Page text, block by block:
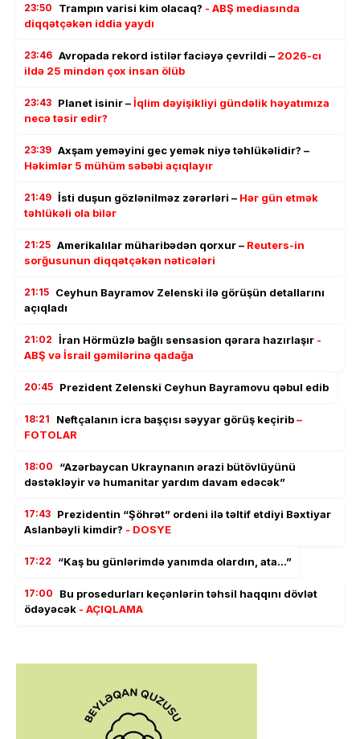
23:50 Trampın varisi kim olacaq? - ABŞ mediasında
diqqətçəkən iddia yaydı
23:46 Avropada rekord istilər faciəyə çevrildi – 2026-cı
ildə 25 mindən çox insan ölüb
23:43 Planet isinir –İqlim dəyişikliyi gündəlik həyatımıza
necə təsir edir?
23:39 Axşam yeməyini gec yemək niyə təhlükəlidir? –
Həkimlər 5 mühüm səbəbi açıqlayır
21:49 İsti duşun gözlənilməz zərərləri – Hər gün etmək
təhlükəli ola bilər
21:25 Amerikalılar müharibədən qorxur – Reuters-in
sorğusunun diqqətçəkən nəticələri
21:15 Ceyhun Bayramov Zelenski ilə görüşün detallarını
açıqladı
21:02 İran Hörmüzlə bağlı sensasion qərara hazırlaşır -
ABŞ və İsrail gəmilərinə qadağa
20:45 Prezident Zelenski Ceyhun Bayramovu qəbul edib
18:21 Neftçalanın icra başçısı səyyar görüş keçirib–
FOTOLAR
18:00
“Azərbaycan Ukraynanın ərazi bütövlüyünü
dəstəkləyir və humanitar yardım davam edəcək”
17:43 Prezidentin “Şöhrət” ordeni ilə təltif etdiyi Bəxtiyar
Aslanbəyli kimdir? - DOSYE
17:22 “Kaş bu günlərimdə yanımda olardın, ata…”
17:00
Bu prosedurları keçənlərin təhsil haqqını dövlət
ödəyəcək - AÇIQLAMA